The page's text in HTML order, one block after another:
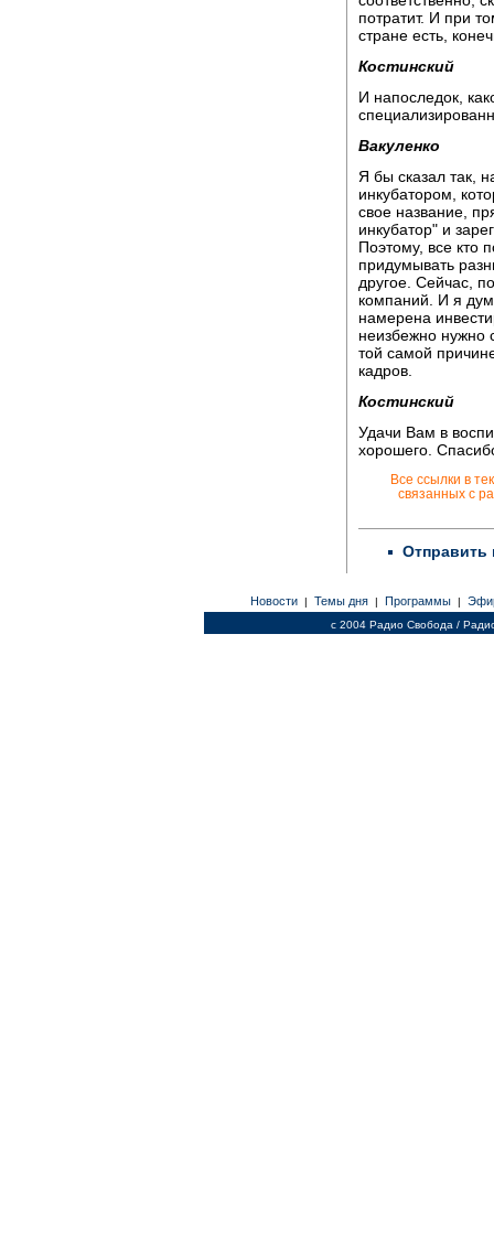
потратит. И при
стране есть,
Костинский
И напоследок,
Вакуленко
Я бы сказал так,
инкубатором,
свое название,
инкубатор" и
Поэтому, все кто
придумывать
другое. Сейчас,
компаний. И я
намерена
неизбежно нужно
той самой
кадров.
Костинский
Удачи Вам в
хорошего.
Все ссылки в
связанных с
Отправить
Новости | Темы дня | Программы |
c 2004 Радио Свобода /